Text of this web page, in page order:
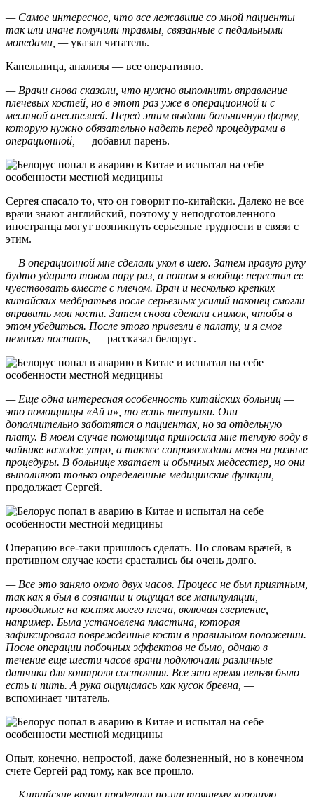
— Самое интересное, что все лежавшие со мной пациенты
так или иначе получили травмы, связанные с педальными
мопедами, —указал читатель.
Капельница, анализы — все оперативно.
— Врачи снова сказали, что нужно выполнить вправление
плечевых костей, но в этот раз уже в операционной и с
местной анестезией. Перед этим выдали больничную форму,
которую нужно обязательно надеть перед процедурами в
операционной, — добавил парень.
Сергея спасало то, что он говорит по-китайски. Далеко не все
врачи знают английский, поэтому у неподготовленного
иностранца могут возникнуть серьезные трудности в связи с
этим.
— В операционной мне сделали укол в шею. Затем правую руку
будто ударило током пару раз, а потом я вообще перестал ее
чувствовать вместе с плечом. Врач и несколько крепких
китайских медбратьев после серьезных усилий наконец смогли
вправить мои кости. Затем снова сделали снимок, чтобы в
этом убедиться. После этого привезли в палату, и я смог
немного поспать, — рассказал белорус.
— Еще одна интересная особенность китайских больниц —
это помощницы «Ай и», то есть тетушки. Они
дополнительно заботятся о пациентах, но за отдельную
плату. В моем случае помощница приносила мне теплую воду в
чайнике каждое утро, а также сопровождала меня на разные
процедуры. В больнице хватает и обычных медсестер, но они
выполняют только определенные медицинские функции, —
продолжает Сергей.
Операцию все-таки пришлось сделать. По словам врачей, в
противном случае кости срастались бы очень долго.
— Все это заняло около двух часов. Процесс не был приятным,
так как я был в сознании и ощущал все манипуляции,
проводимые на костях моего плеча, включая сверление,
например. Была установлена пластина, которая
зафиксировала поврежденные кости в правильном положении.
После операции побочных эффектов не было, однако в
течение еще шести часов врачи подключали различные
датчики для контроля состояния. Все это время нельзя было
есть и пить. А рука ощущалась как кусок бревна, —
вспоминает читатель.
Опыт, конечно, непростой, даже болезненный, но в конечном
счете Сергей рад тому, как все прошло.
— Китайские врачи проделали по-настоящему хорошую